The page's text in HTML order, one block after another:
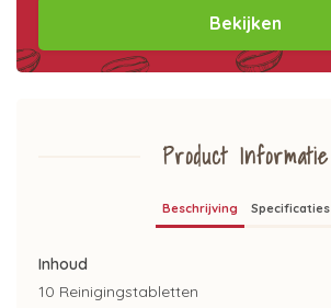
Bekijken
Product Informatie
Beschrijving Specificaties
Inhoud
10 Reinigingstabletten